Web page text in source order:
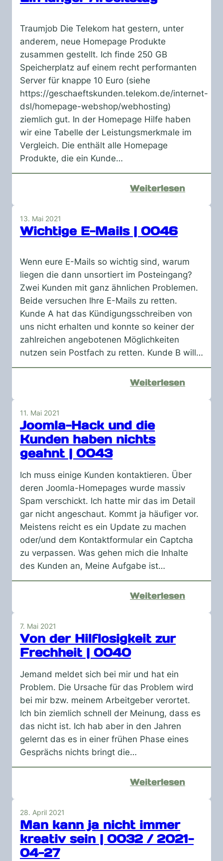
Traumjob Die Telekom hat gestern, unter
anderem, neue Homepage Produkte
zusammen gestellt. Ich finde 250 GB
Speicherplatz auf einem recht performanten
Server für knappe 10 Euro (siehe
https://geschaeftskunden.telekom.de/internet-
dsl/homepage-webshop/webhosting)
ziemlich gut. In der Homepage Hilfe haben
wir eine Tabelle der Leistungsmerkmale im
Vergleich. Die enthält alle Homepage
Produkte, die ein Kunde…
Weiterlesen:
13. Mai 2021
Wichtige E-Mails | 0046
Wenn eure E-Mails so wichtig sind, warum
liegen die dann unsortiert im Posteingang?
Zwei Kunden mit ganz ähnlichen Problemen.
Beide versuchen Ihre E-Mails zu retten.
Kunde A hat das Kündigungsschreiben von
uns nicht erhalten und konnte so keiner der
zahlreichen angebotenen Möglichkeiten
nutzen sein Postfach zu retten. Kunde B will…
Weiterlesen:
11. Mai 2021
Joomla-Hack und die
Kunden haben nichts
geahnt | 0043
Ich muss einige Kunden kontaktieren. Über
deren Joomla-Homepages wurde massiv
Spam verschickt. Ich hatte mir das im Detail
gar nicht angeschaut. Kommt ja häufiger vor.
Meistens reicht es ein Update zu machen
oder/und dem Kontaktformular ein Captcha
zu verpassen. Was gehen mich die Inhalte
des Kunden an, Meine Aufgabe ist…
Weiterlesen:
Joomla-
nichts
geahnt
|
7. Mai 2021
Von der Hilflosigkeit zur
Frechheit | 0040
Jemand meldet sich bei mir und hat ein
Problem. Die Ursache für das Problem wird
bei mir bzw. meinem Arbeitgeber verortet.
Ich bin ziemlich schnell der Meinung, dass es
das nicht ist. Ich hab aber in den Jahren
gelernt das es in einer frühen Phase eines
Gesprächs nichts bringt die…
Weiterlesen:
zur
28. April 2021
Man kann ja nicht immer
kreativ sein | 0032 / 2021-
04-27